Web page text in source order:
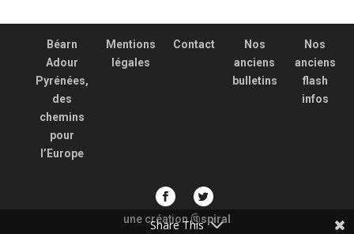
Béarn
Adour
Pyrénées,
des
chemins
pour
l’Europe
Mentions
légales
Contact
Nos
anciens
bulletins
Nos
anciens
flash
infos
une création@spiral
Share This